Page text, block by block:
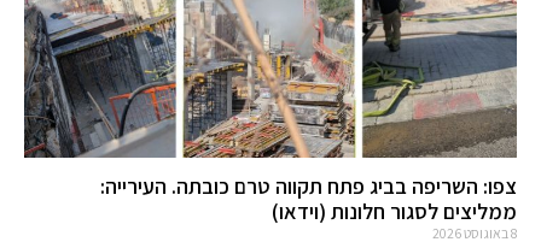
צפו: השריפה בביג פתח תקווה טרם כובתה. העירייה:
ממליצים לסגור חלונות (וידאו)
8 באוגוסט 2026